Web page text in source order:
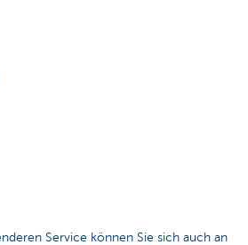
Service können Sie sich auch an